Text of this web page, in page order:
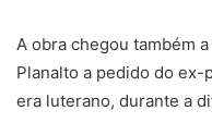
A obra chegou também
Planalto a pedido do
era luterano, durante a